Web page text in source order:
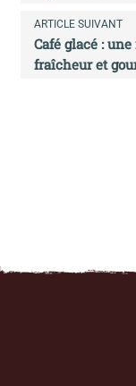
ARTICLE SUIVANT
Café glacé :
fraîcheur et